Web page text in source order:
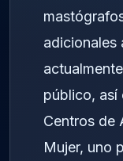
adicionales
público, así
Centros de
Mujer, uno